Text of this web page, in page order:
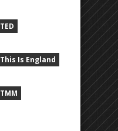
TED
This Is England
TMM